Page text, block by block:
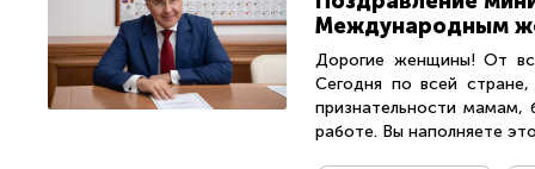
Международным
Дорогие женщины! От
Сегодня по всей
признательности
работе. Вы наполняете